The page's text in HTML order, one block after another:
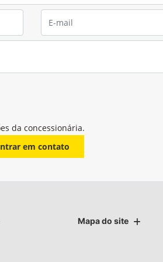
da concessionária.
em contato
Mapa do site